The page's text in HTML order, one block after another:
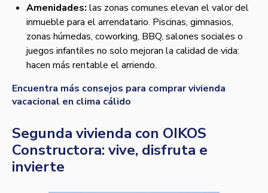
Amenidades: las zonas comunes elevan el valor del
inmueble para el arrendatario. Piscinas, gimnasios,
zonas húmedas, coworking, BBQ, salones sociales o
juegos infantiles no solo mejoran la calidad de vida:
hacen más rentable el arriendo.
Encuentra más consejos para comprar vivienda
vacacional en clima cálido
Segunda vivienda con OIKOS
Constructora: vive, disfruta e
invierte